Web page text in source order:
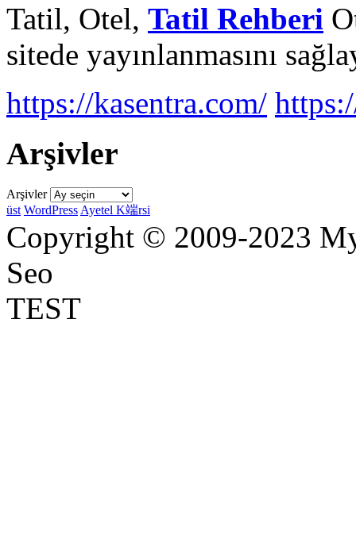
Tatil, Otel, Tatil Rehberi
sitede yayınlanmasını
https://kasentra.com/
Arşivler
Arşivler
üst WordPress Ayetel K端rsi
Copyright © 2009-2023
Seo
TEST